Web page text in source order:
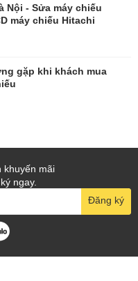
Nội - Sửa máy chiếu
máy chiếu Hitachi
gặp khi khách mua
khuyến mãi
ngay.
Đăng ký